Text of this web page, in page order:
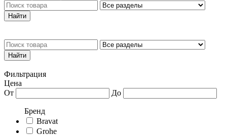
Фильтрация
Цена
От
До
Бренд
Bravat
Grohe